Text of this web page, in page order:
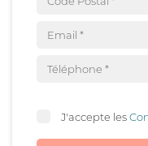
J'accepte les